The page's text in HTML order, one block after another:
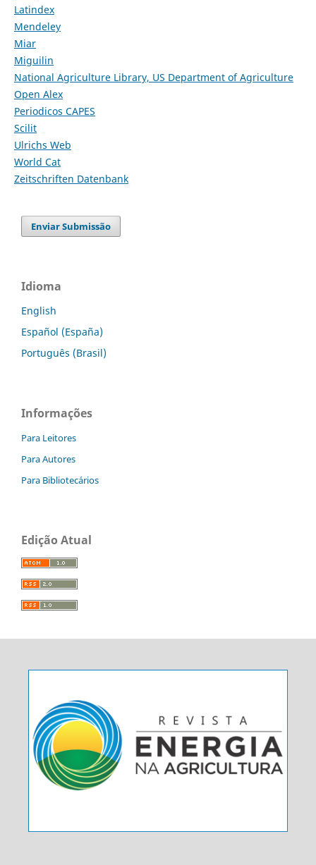
Latindex
Mendeley
Miar
Miguilin
National Agriculture Library, US Department of Agriculture
Open Alex
Periodicos CAPES
Scilit
Ulrichs Web
World Cat
Zeitschriften Datenbank
Enviar Submissão
Idioma
English
Español (España)
Português (Brasil)
Informações
Para Leitores
Para Autores
Para Bibliotecários
Edição Atual